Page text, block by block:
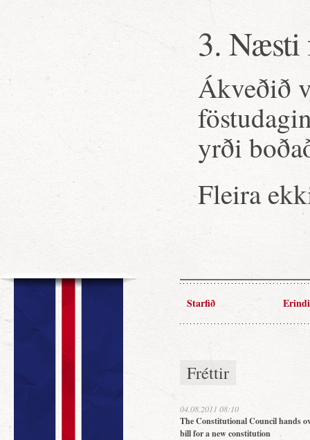
3. Næsti
Ákveðið
yrði
Fleira
Starfið Erindi
Fréttir
04.08.2011 08:10
The Constitutional Council hands
bill for a new constitution